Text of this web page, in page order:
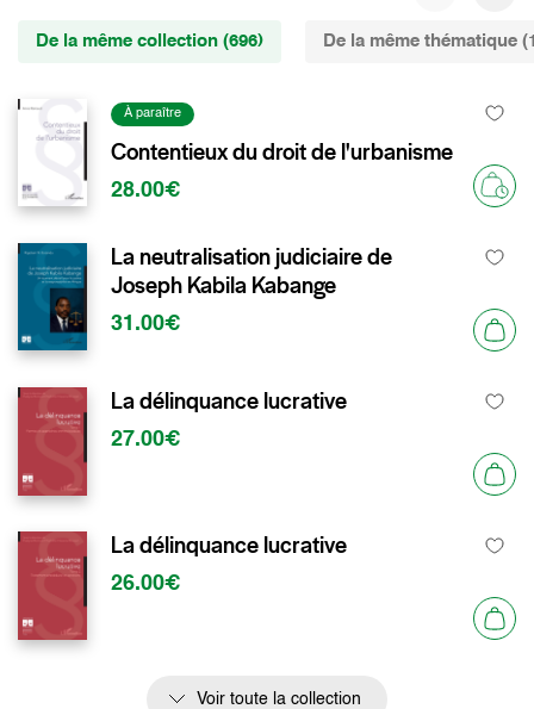
De la même collection (696) De la même thématique
À paraître
Contentieux du droit de l'urbanisme
28.00€
La neutralisation judiciaire de
Joseph Kabila Kabange
31.00€
La délinquance lucrative
27.00€
La délinquance lucrative
26.00€
Voir toute la collection